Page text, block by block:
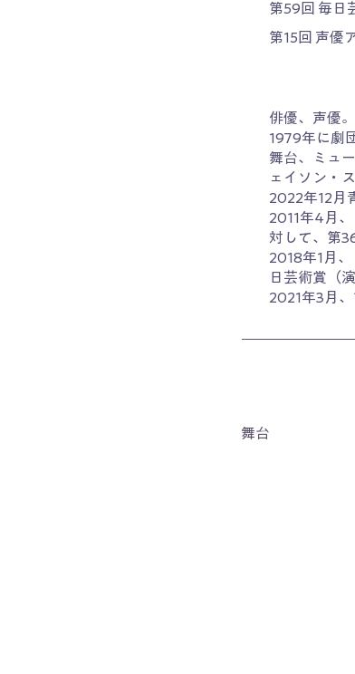
第59回 毎日
第15回 声優
俳優、声優。
1979年に劇
舞台、ミュ
ェイソン・
2022年12月
2011年4月
対して、第
2018年1月
日芸術賞（
2021年3月
舞台